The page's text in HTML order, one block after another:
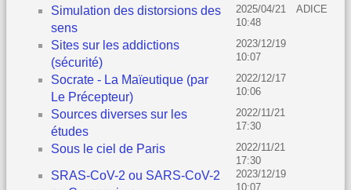
Simulation des distorsions des
sens
2025/04/21
10:48
ADICE
Sites sur les addictions
(sécurité)
2023/12/19
10:07
Socrate - La Maïeutique (par
Le Précepteur)
2022/12/17
10:06
Sources diverses sur les
études
2022/11/21
17:30
Sous le ciel de Paris
2022/11/21
17:30
SRAS-CoV-2 ou SARS-CoV-2
2023/12/19
10:07